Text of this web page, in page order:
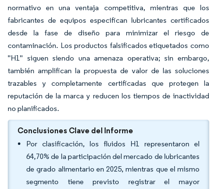
normativo en una ventaja competitiva, mientras que los
fabricantes de equipos especifican lubricantes certificados
desde la fase de diseño para minimizar el riesgo de
contaminación. Los productos falsificados etiquetados como
"H1" siguen siendo una amenaza operativa; sin embargo,
también amplifican la propuesta de valor de las soluciones
trazables y completamente certificadas que protegen la
reputación de la marca y reducen los tiempos de inactividad
no planificados.
Conclusiones Clave del Informe
Por clasificación, los fluidos H1 representaron el
64,70% de la participación del mercado de lubricantes
de grado alimentario en 2025, mientras que el mismo
segmento tiene previsto registrar el mayor